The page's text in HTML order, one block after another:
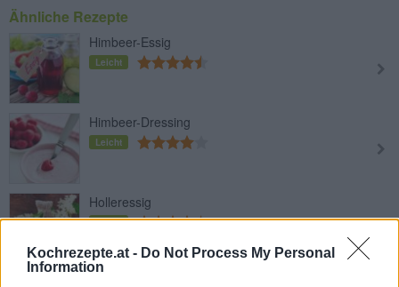
Kochrezepte.at - Do Not Process My Personal
Information
Ähnliche Rezepte
Himbeer-Essig
Leicht
Himbeer-Dressing
Leicht
Holleressig
Leicht